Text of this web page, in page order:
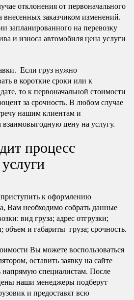
отклонения от первоначального
внесенных заказчиком изменений.
запланированного на перевозку
и износа автомобиля цена услуги
Если груз нужно
в короткие сроки или к
то к первоначальной стоимости
за срочность. В любом случае
нашим клиентам и
взаимовыгодную цену на услугу.
процесс
к оформлению
Вам необходимо собрать данные
вид груза; адрес отгрузки;
объем и габариты груза; срочность.
Вы можете воспользоваться
оставить заявку на сайте
напрямую специалистам. После
наши менеджеры подберут
и предоставят всю